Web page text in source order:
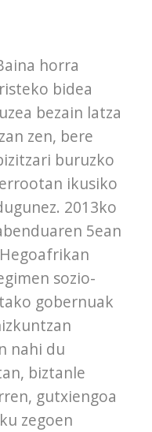
horra
bidea
bezain latza
zen, bere
buruzko
ikusiko
2013ko
5ean
sozio-
gobernuak
nahi du
biztanle
gutxiengoa
zegoen